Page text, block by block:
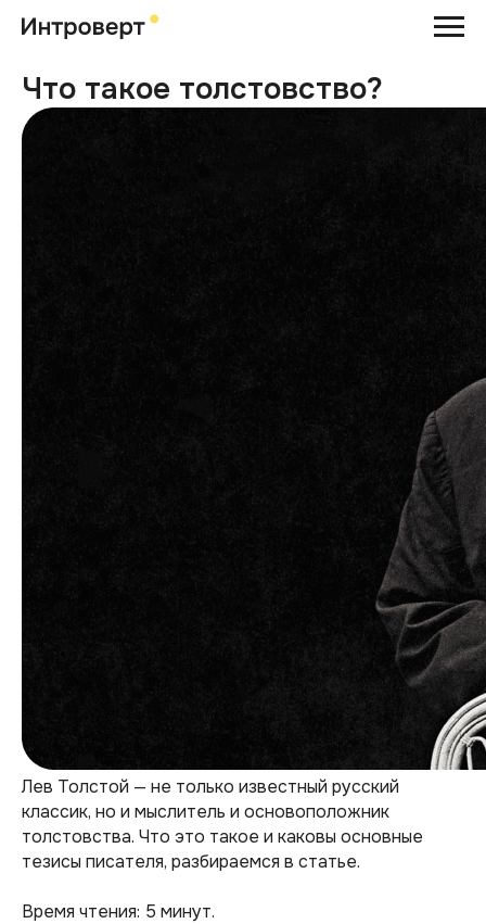
Что такое толстовство?
Лев Толстой — не только известный русский
классик, но и мыслитель и основоположник
толстовства. Что это такое и каковы основные
тезисы писателя, разбираемся в статье.
Время чтения: 5 минут.